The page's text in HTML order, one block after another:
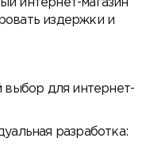
интернет-магазин
издержки и
выбор для интернет-
разработка: